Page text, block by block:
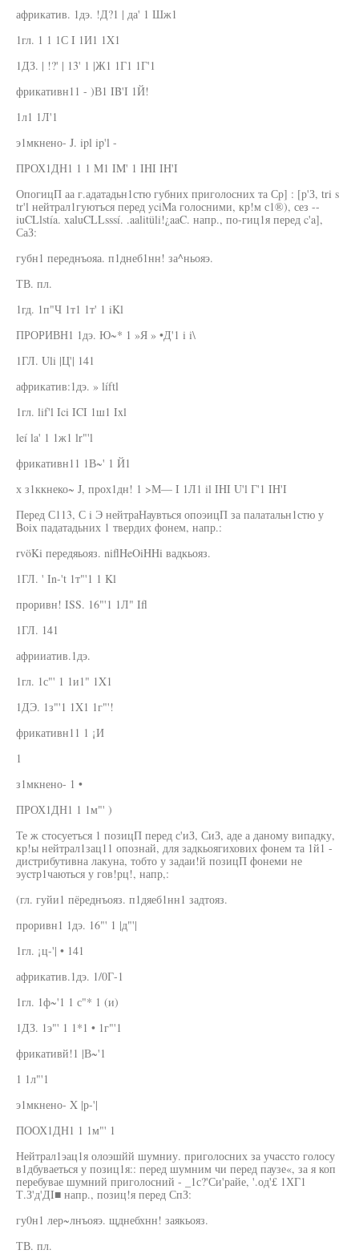
африкатив. 1дэ. !Д?1 | да' 1 Шж1
1гл. 1 1 1С I 1И1 1X1
1ДЗ. | !?' | 13' 1 |Ж1 1Г1 1Г'1
фрикативн11 - )В1 IB'I 1Й!
1л1 1Л'1
э1мкнено- J. ipl ip'l -
ПРОХ1ДН1 1 1 M1 IM' 1 IHI IH'I
ОпогицП аа г.адатадьн1стю губних приголосних та Ср] : [р'З, tri s
tr'l нейтрал1гуютъся перед yciMa голосними, кр!м с1®), сез --
iuCLlstía. xaluCLLsssí. .aalitüli!¿aaC. напр., по-гиц1я перед c'a],
СаЗ:
губн1 переднъояа. п1днеб1нн! за^ньояэ.
ТВ. пл.
1гд. 1п"Ч 1т1 1т' 1 iKl
ПРОРИВН1 1дэ. Ю~* 1 »Я » •Д'1 i i\
1ГЛ. Uli |Ц'| 141
африкатив:1дэ. » líftl
1гл. lif'l Ici ICI 1ш1 Ixl
leí la' 1 1ж1 lr"'l
фрикативн11 1В~' 1 Й1
х з1ккнеко~ J, прох1дн! 1 >М— I 1Л1 il IHI U'l Г'1 IH'I
Перед С113, С i Э нейтраНаувться опоэицП за палатальн1стю у
Boix падатадьних 1 твердих фонем, напр.:
rvöKi передяьояз. niflHeOiHHi вадкьояз.
1ГЛ. ' In-'t 1т"'1 1 Kl
проривн! ISS. 16"'1 1Л" Ifl
1ГЛ. 141
африиатив.1дэ.
1гл. 1с"' 1 1и1" 1X1
1ДЭ. 1з"'1 1X1 1г"'!
фрикативн11 1 ¡И
1
з1мкнено- 1 •
ПРОХ1ДН1 1 1м"' )
Те ж стосуетъся 1 позицП перед с'иЗ, СиЗ, аде а даному випадку,
кр!ы нейтрал1зац11 опознай, для задкьоягихових фонем та 1й1 -
дистрибутивна лакуна, тобто у задаи!й позицП фонеми не
эустр1чаються у гов!рц!, напр,:
(гл. гуйи1 пёреднъояз. п1дяеб1нн1 задтояз.
проривн1 1дэ. 16"' 1 |д"'|
1гл. ¡ц-'| • 141
африкатив.1дэ. 1/0Г-1
1гл. 1ф~'1 1 с"* 1 (и)
1ДЗ. 1э"' 1 1*1 • 1г"'1
фрикативй!1 |В~'1
1 1л"'1
э1мкнено- X |р-'|
ПООХ1ДН1 1 1м"' 1
Нейтрал1эац1я олоэшйй шумниу. приголосних за учассто голосу
в1дбуваеться у позиц1я:: перед шумним чи перед паузе«, за я коп
перебувае шумний приголосний - _1с?'Си'райе, '.од'£ 1ХГ1
Т.З'д'ДI■ напр., позиц!я перед СпЗ:
гу0н1 лер~лнъояэ. щднебхнн! заякьояз.
ТВ. пл.